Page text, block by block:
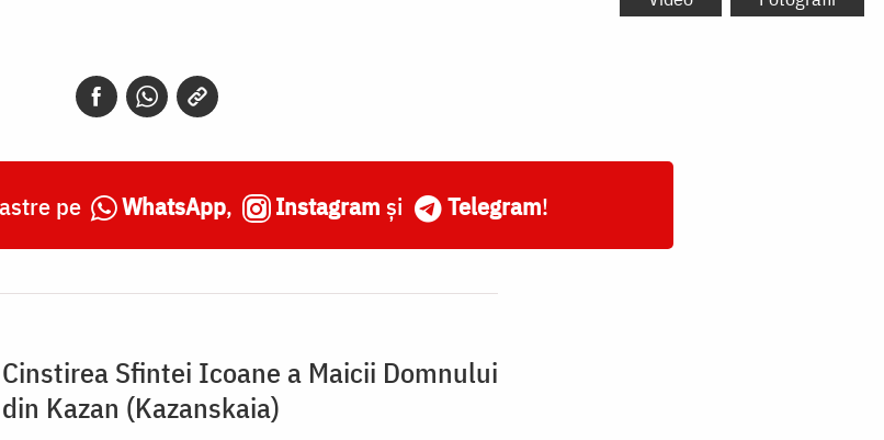
pe WhatsApp, Instagram și Telegram!
Cinstirea Sfintei Icoane a Maicii Domnului
din Kazan (Kazanskaia)